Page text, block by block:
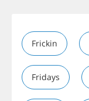
Frickin
Fridays